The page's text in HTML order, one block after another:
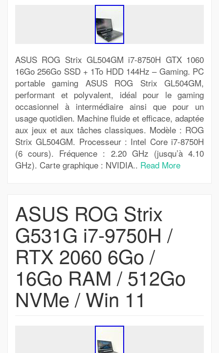
ASUS ROG Strix GL504GM i7-8750H GTX 1060
16Go 256Go SSD + 1To HDD 144Hz – Gaming. PC
portable gaming ASUS ROG Strix GL504GM,
performant et polyvalent, idéal pour le gaming
occasionnel à intermédiaire ainsi que pour un
usage quotidien. Machine fluide et efficace, adaptée
aux jeux et aux tâches classiques. Modèle : ROG
Strix GL504GM. Processeur : Intel Core i7-8750H
(6 cours). Fréquence : 2.20 GHz (jusqu’à 4.10
GHz). Carte graphique : NVIDIA.. Read More
ASUS ROG Strix
G531G i7-9750H /
RTX 2060 6Go /
16Go RAM / 512Go
NVMe / Win 11